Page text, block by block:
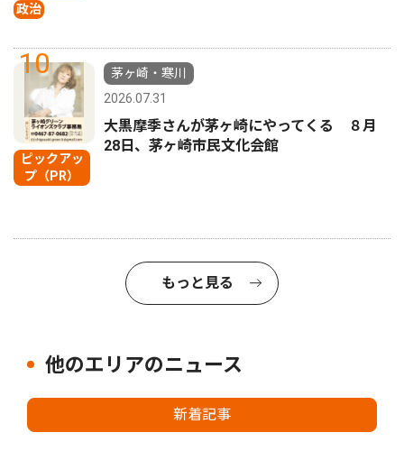
政治
10
ピックアッ
プ（PR）
茅ヶ崎・寒川
2026.07.31
大黒摩季さんが茅ヶ崎にやってくる ８月
28日、茅ヶ崎市民文化会館
もっと見る
他のエリアのニュース
新着記事